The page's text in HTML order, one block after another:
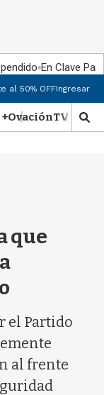
En Clave País
al 50% OFFIngresar
OvaciónTV Show
M
o
que
el Partido
al frente